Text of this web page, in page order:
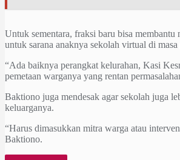
Untuk sementara, fraksi baru bisa
untuk sarana anaknya sekolah virtual di
“Ada baiknya perangkat kelurahan, Kasi
pemetaan warganya yang rentan
Baktiono juga mendesak agar sekolah juga
keluarganya.
“Harus dimasukkan mitra warga atau
Baktiono.